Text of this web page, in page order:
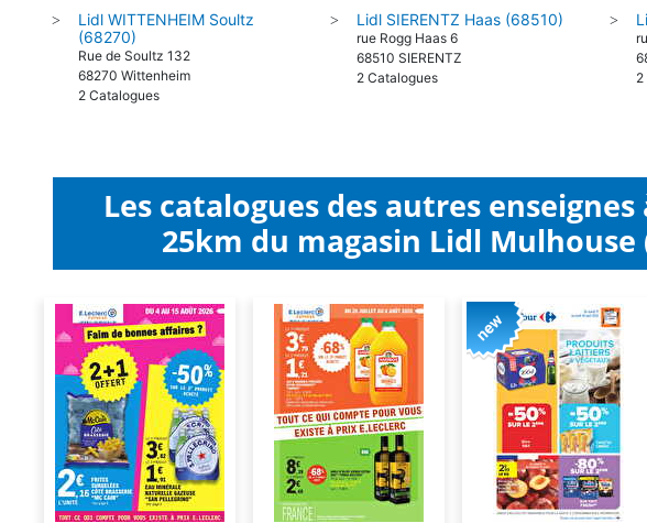
>
Lidl WITTENHEIM Soultz
(68270)
Rue de Soultz 132
68270 Wittenheim
2 Catalogues
> Lidl SIERENTZ Haas (68510)
rue Rogg Haas 6
68510 SIERENTZ
2 Catalogues
>
Les catalogues des autres
25km du magasin Lidl Mulhouse